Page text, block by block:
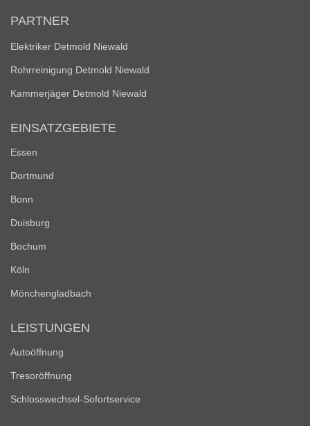
PARTNER
Elektriker Detmold Niewald
Rohrreinigung Detmold Niewald
Kammerjäger Detmold Niewald
EINSATZGEBIETE
Essen
Dortmund
Bonn
Duisburg
Bochum
Köln
Mönchengladbach
LEISTUNGEN
Autoöffnung
Tresoröffnung
Schlosswechsel-Sofortservice